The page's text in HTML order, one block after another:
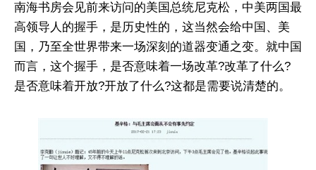
南海书房会见前来访问的美国总统尼克松，中美两国最
高领导人的握手，是历史性的，这当然会给中国、美
国，乃至全世界带来一场深刻的道器变通之变。就中国
而言，这个握手，是否意味着一场改革?改革了什么?
是否意味着开放?开放了什么?这都是需要说清楚的。